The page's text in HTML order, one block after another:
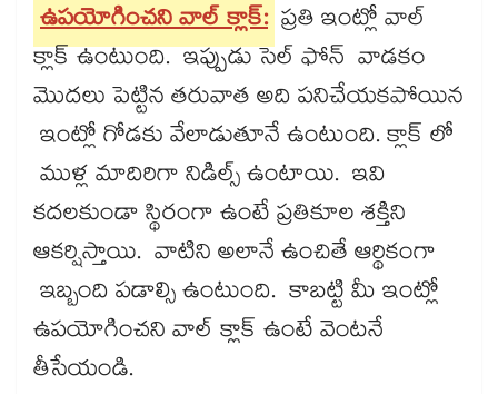
ఉపయోగించని వాల్​ క్లాక్​: ప్రతి ఇంట్లో వాల్​
క్లాక్​ ఉంటుంది. ఇప్పుడు సెల్​ ఫోన్​ వాడకం
మొదలు పెట్టిన తరువాత అది పనిచేయకపోయిన
ఇంట్లో గోడకు వేలాడుతూనే ఉంటుంది. క్లాక్​ లో
ముళ్ల మాదిరిగా నిడిల్స్ ఉంటాయి. ఇవి
కదలకుండా స్థిరంగా ఉంటే ప్రతికూల శక్తిని
ఆకర్షిస్తాయి. వాటిని అలానే ఉంచితే ఆర్థికంగా
ఇబ్బంది పడాల్సి ఉంటుంది. కాబట్టి మీ ఇంట్లో
ఉపయోగించని వాల్​ క్లాక్​ ఉంటే వెంటనే
తీసేయండి.